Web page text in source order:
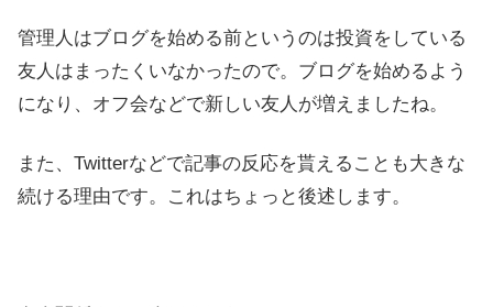
管理人はブログを始める前というのは投資をしている
友人はまったくいなかったので。ブログを始めるよう
になり、オフ会などで新しい友人が増えましたね。
また、Twitterなどで記事の反応を貰えることも大きな
続ける理由です。これはちょっと後述します。